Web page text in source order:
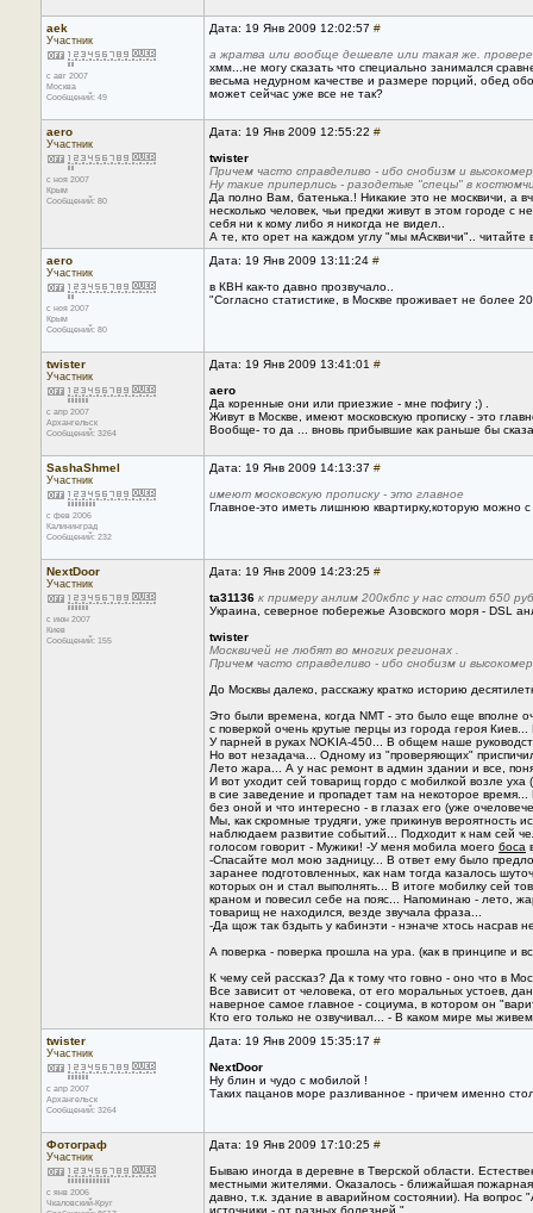
aek
Участник
с авг 2007
Москва
Сообщений: 49
Дата: 19 Янв 2009 12:02:57 #
а жратва или вообще дешевле или такая же.
хмм...не могу сказать что специально занимался
весьма недурном качестве и размере порций, обед
может сейчас уже все не так?
aero
Участник
с ноя 2007
Крым
Сообщений: 80
Дата: 19 Янв 2009 12:55:22 #
twister
Причем часто справделиво - ибо снобизм и
Ну такие приперлись - разодетые "спецы" в
Да полно Вам, батенька.! Никакие это не москвичи, а
несколько человек, чьи предки живут в этом городе
себя ни к кому либо я никогда не видел..
А те, кто орет на каждом углу "мы мАсквичи"..
aero
Участник
с ноя 2007
Крым
Сообщений: 80
Дата: 19 Янв 2009 13:11:24 #
в КВН как-то давно прозвучало..
"Согласно статистике, в Москве проживает не более
twister
Участник
с апр 2007
Архангельск
Сообщений: 3264
Дата: 19 Янв 2009 13:41:01 #
aero
Да коренные они или приезжие - мне пофигу ;) .
Живут в Москве, имеют московскую прописку - это
Вообще- то да ... вновь прибывшие как раньше бы
SashaShmel
Участник
с фев 2006
Калининград
Сообщений: 232
Дата: 19 Янв 2009 14:13:37 #
имеют московскую прописку - это главное
Главное-это иметь лишнюю квартирку,которую можно
NextDoor
Участник
с июн 2007
Киев
Сообщений: 155
Дата: 19 Янв 2009 14:23:25 #
ta31136 к примеру анлим 200кбпс у нас стоит 650
Украина, северное побережье Азовского моря - DSL
twister
Москвичей не любят во многих регионах .
Причем часто справделиво - ибо снобизм и
До Москвы далеко, расскажу кратко историю
Это были времена, когда NMT - это было еще вполне
с поверкой очень крутые перцы из города героя
У парней в руках NOKIA-450... В общем наше
Но вот незадача... Одному из "проверяющих"
Лето жара... А у нас ремонт в админ здании и все,
И вот уходит сей товарищ гордо с мобилкой возле уха
в сие заведение и пропадет там на некоторое
без оной и что интересно - в глазах его (уже
Мы, как скромные трудяги, уже прикинув вероятность
наблюдаем развитие событий... Подходит к нам сей
голосом говорит - Мужики! -У меня мобила моего боса
-Спасайте мол мою задницу... В ответ ему было
заранее подготовленных, как нам тогда казалось
которых он и стал выполнять... В итоге мобилку сей
краном и повесил себе на пояс... Напоминаю - лето,
товарищ не находился, везде звучала фраза...
-Да щож так бздыть у кабинэти - нэначе хтось насрав
А поверка - поверка прошла на ура. (как в принципе и
К чему сей рассказ? Да к тому что говно - оно что в
Все зависит от человека, от его моральных устоев,
наверное самое главное - социума, в котором он
Кто его только не озвучивал... - В каком мире мы
twister
Участник
с апр 2007
Архангельск
Сообщений: 3264
Дата: 19 Янв 2009 15:35:17 #
NextDoor
Ну блин и чудо с мобилой !
Таких пацанов море разливанное - причем именно
Фотограф
Участник
с янв 2006
Чкаловский-Круг
Дата: 19 Янв 2009 17:10:25 #
Бываю иногда в деревне в Тверской области.
местными жителями. Оказалось - ближайшая
давно, т.к. здание в аварийном состоянии). На
источники - от разных болезней ".